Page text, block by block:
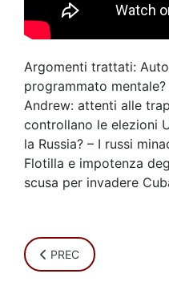
Argomenti trattati:
programmato
Andrew: attenti alle
controllano le elezioni
la Russia? – I russi
Flotilla e impotenza
scusa per invadere
ARTICOLO
PREC